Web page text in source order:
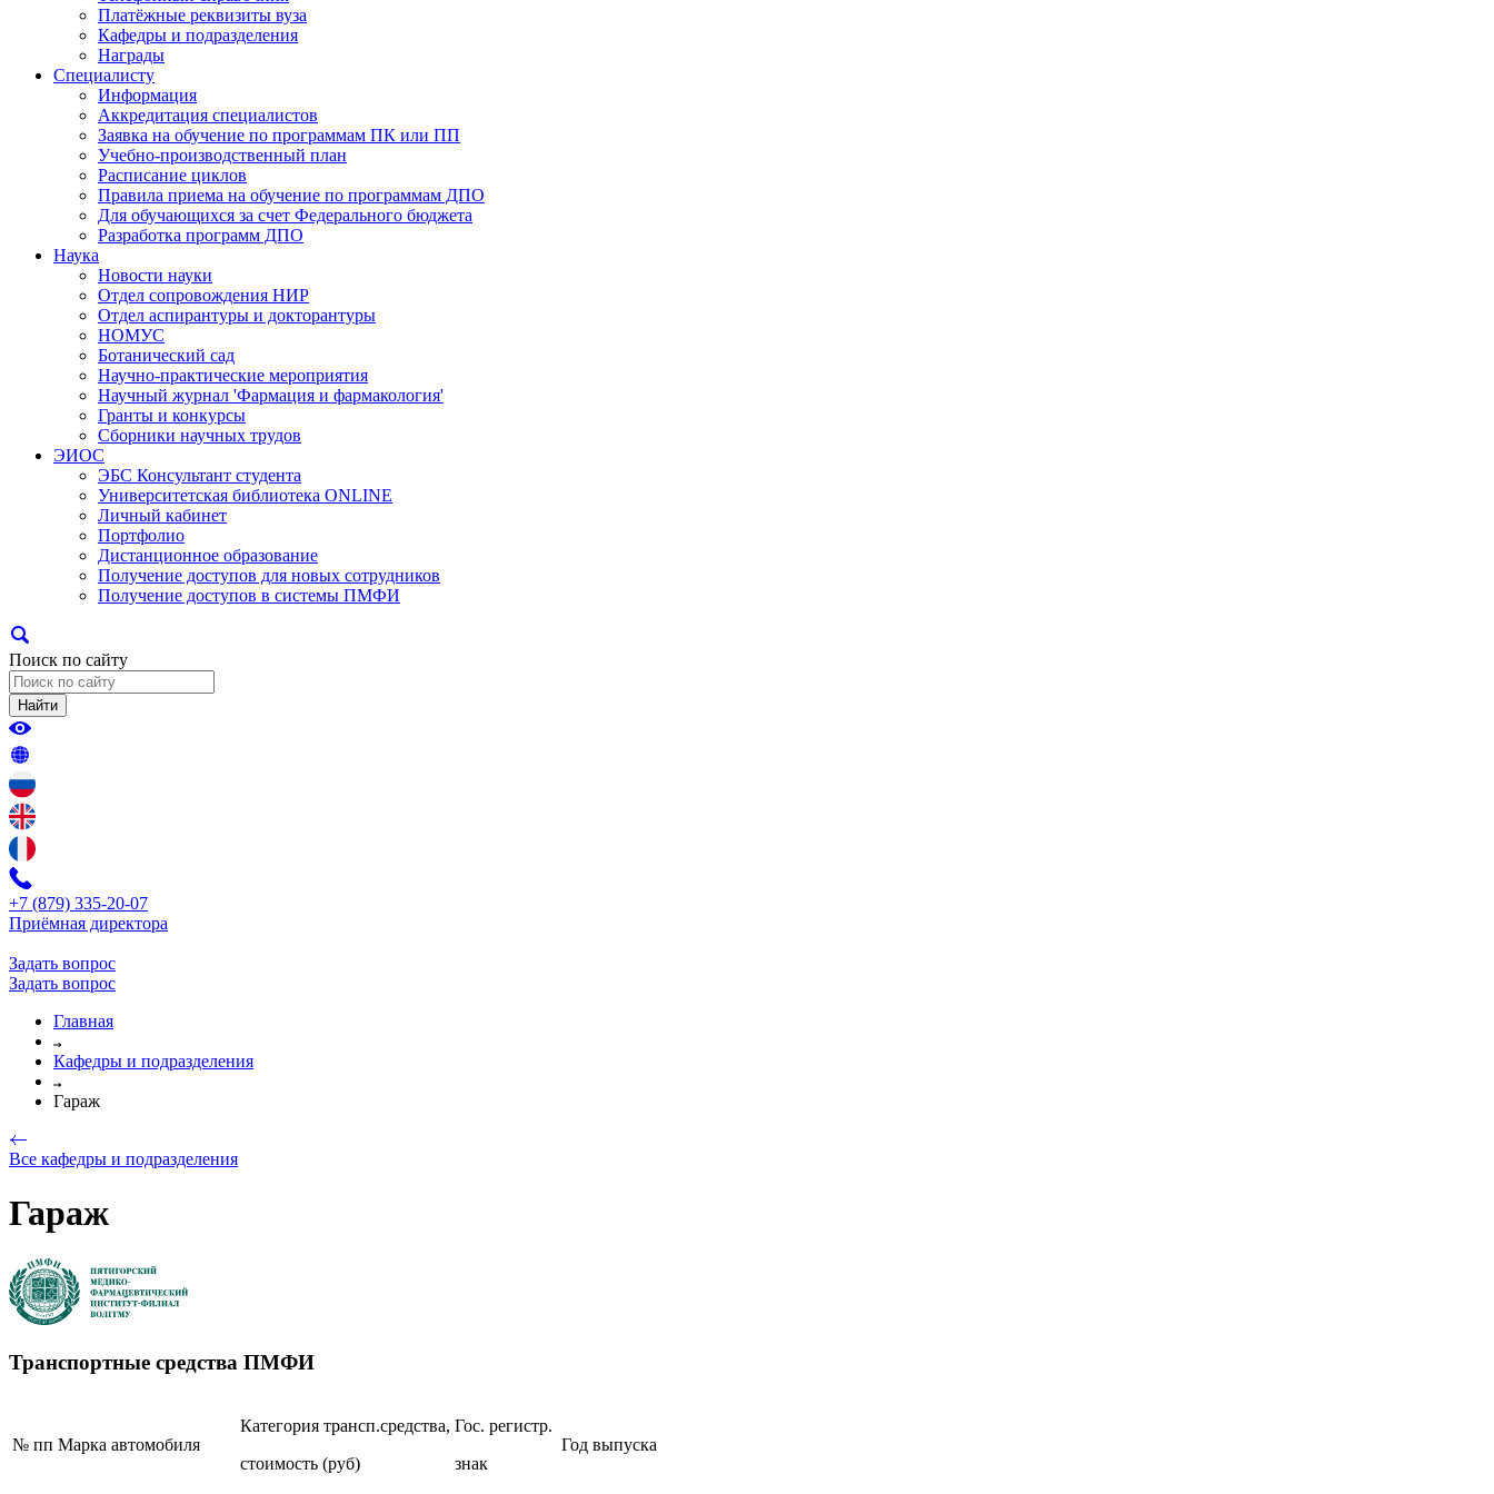
Платёжные реквизиты вуза
Кафедры и подразделения
Награды
Специалисту
Информация
Аккредитация специалистов
Заявка на обучение по программам ПК или ПП
Учебно-производственный план
Расписание циклов
Правила приема на обучение по программам ДПО
Для обучающихся за счет Федерального бюджета
Разработка программ ДПО
Наука
Новости науки
Отдел сопровождения НИР
Отдел аспирантуры и докторантуры
НОМУС
Ботанический сад
Научно-практические мероприятия
Научный журнал 'Фармация и фармакология'
Гранты и конкурсы
Сборники научных трудов
ЭИОС
ЭБС Консультант студента
Университетская библиотека ONLINE
Личный кабинет
Портфолио
Дистанционное образование
Получение доступов для новых сотрудников
Получение доступов в системы ПМФИ
Поиск по сайту
Найти
+7 (879) 335-20-07
Приёмная директора
Задать вопрос
Задать вопрос
Главная
Кафедры и подразделения
Гараж
Все кафедры и подразделения
Гараж
Транспортные средства ПМФИ
№ пп Марка автомобиля
Категория трансп.средства,
стоимость (руб)
Гос. регистр.
знак
Год выпуска